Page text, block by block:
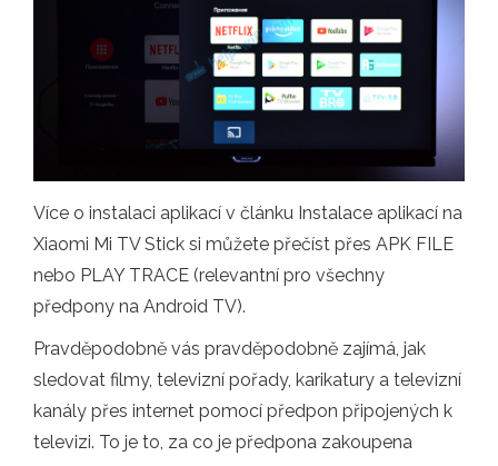
Více o instalaci aplikací v článku Instalace aplikací na
Xiaomi Mi TV Stick si můžete přečíst přes APK FILE
nebo PLAY TRACE (relevantní pro všechny
předpony na Android TV).
Pravděpodobně vás pravděpodobně zajímá, jak
sledovat filmy, televizní pořady, karikatury a televizní
kanály přes internet pomocí předpon připojených k
televizi. To je to, za co je předpona zakoupena